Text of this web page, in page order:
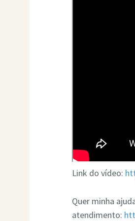
Link do vídeo:
Quer minha
atendimento: